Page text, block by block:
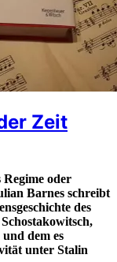
Zeit
oder
Barnes schreibt
des
dem es
unter Stalin